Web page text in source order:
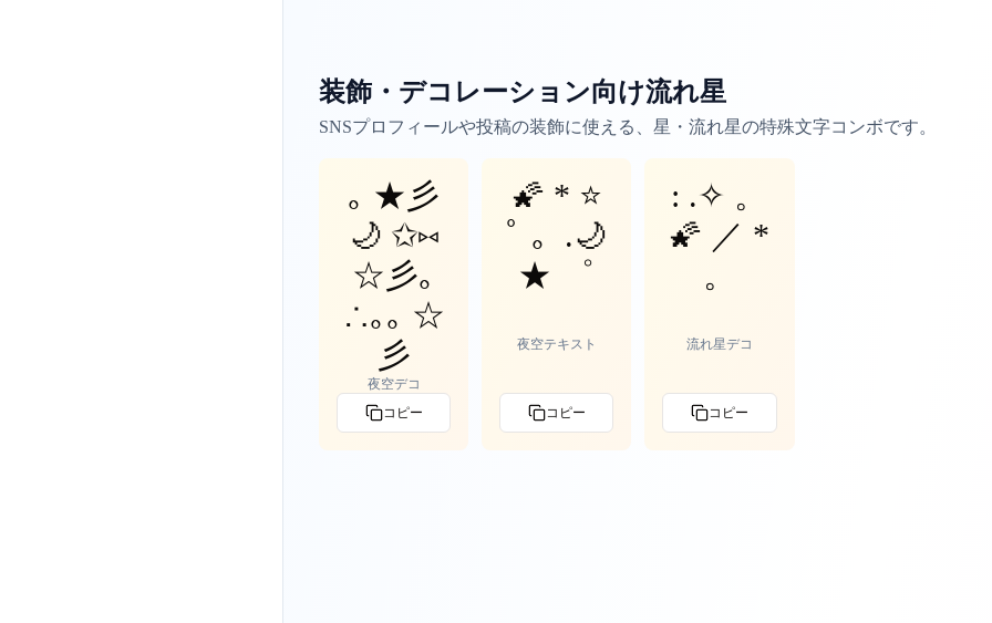
装飾・デコレーション向け流れ星
SNSプロフィールや投稿の装飾に使える、星・流れ星の特殊文字コンボです。
｡ ★彡
🌙 ✩⑅
☆彡｡
∴｡｡ ☆
彡
夜空デコ
コピー
🌠 * ⭐
ﾟ 。.🌙
★ ゜
夜空テキスト
コピー
: .✧ 。
🌠 ／ *
。
流れ星デコ
コピー